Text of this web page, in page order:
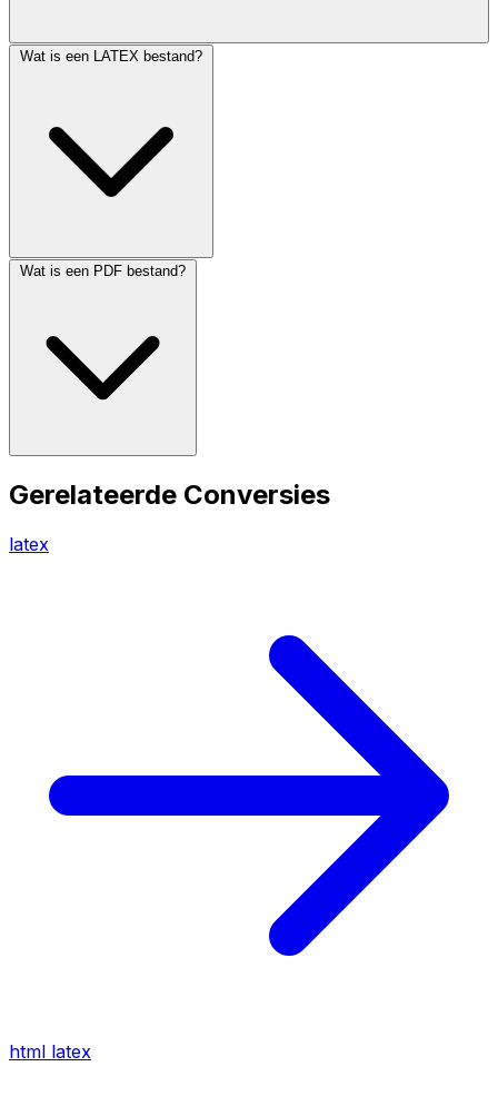
Wat is een LATEX bestand?
Wat is een PDF bestand?
Gerelateerde Conversies
latex
html latex